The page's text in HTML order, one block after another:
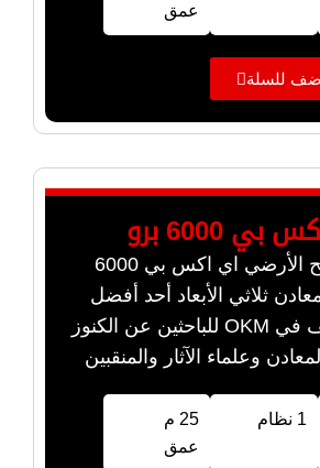
عمق
للسلة
بي 6000 برو
يعد الماسح الأرضي اي اكس بي 6000
ثلاثي الأبعاد أحد أفضل
أدوات الكشف في OKM للباحثين عن الكنوز
وعلماء الآثار والمنقبين
1 نظام
25 م
عمق